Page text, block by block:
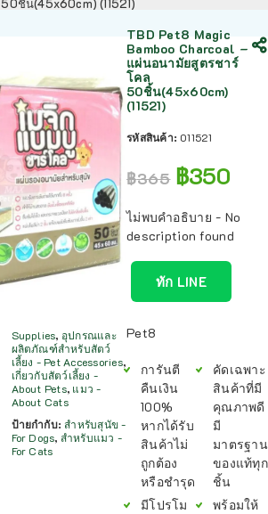
50ชิ้น(45x60cm) (11521)
Supplies, อุปกรณและ
ผลิตภัณฑ์สำหรับสัตว์
เลี้ยง - Pet Accessories,
เกี่ยวกับสัตว์เลี้ยง -
About Pets, แมว -
About Cats
ป้ายกำกับ:สำหรับสุนัข -
For Dogs, สำหรับแมว -
For Cats
TBD Pet8 Magic
Bamboo Charcoal –
แผ่นอนามัยสูตรชาร์
โคล
50ชิ้น(45x60cm)
(11521)
รหัสสินค้า: 011521
฿365 ฿350
ไม่พบคำอธิบาย - No
description found
ทัก LINE
Pet8
การันตี
คืนเงิน
100%
หากได้รับ
สินค้าไม่
ถูกต้อง
หรือชำรุด
มีโปรโม
คัดเฉพาะ
สินค้าที่มี
คุณภาพดี
มี
มาตรฐาน
ของแท้ทุก
ชิ้น
พร้อมให้